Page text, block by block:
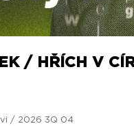
/ HŘÍCH V
/ 2026 3Q 04